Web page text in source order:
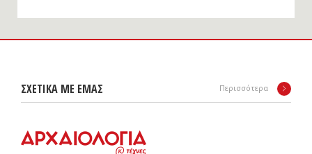
ΣΧΕΤΙΚΑ ΜΕ ΕΜΑΣ Περισσότερα